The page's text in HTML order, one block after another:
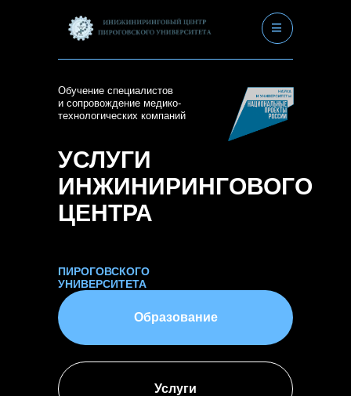
УСЛУГИ
ИНЖИНИРИНГОВОГО
ЦЕНТРА
Образование
Услуги
ПИРОГОВСКОГО
УНИВЕРСИТЕТА
Обучение специалистов
и сопровождение медико-
технологических компаний
|||